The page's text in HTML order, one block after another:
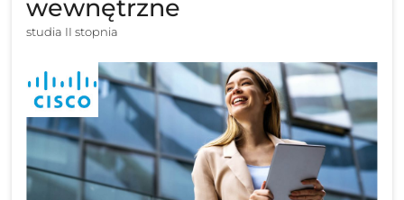
wewnętrzne
studia II stopnia